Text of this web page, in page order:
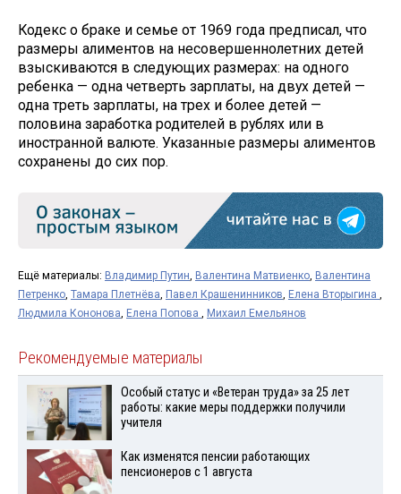
Кодекс о браке и семье от 1969 года предписал, что
размеры алиментов на несовершеннолетних детей
взыскиваются в следующих размерах: на одного
ребенка — одна четверть зарплаты, на двух детей —
одна треть зарплаты, на трех и более детей —
половина заработка родителей в рублях или в
иностранной валюте. Указанные размеры алиментов
сохранены до сих пор.
Ещё материалы: Владимир Путин Валентина Матвиенко Валентина
Петренко Тамара Плетнёва Павел Крашенинников Елена Вторыгина
Людмила Кононова Елена Попова Михаил Емельянов
Рекомендуемые материалы
Особый статус и «Ветеран труда» за 25 лет
работы: какие меры поддержки получили
учителя
Как изменятся пенсии работающих
пенсионеров с 1 августа